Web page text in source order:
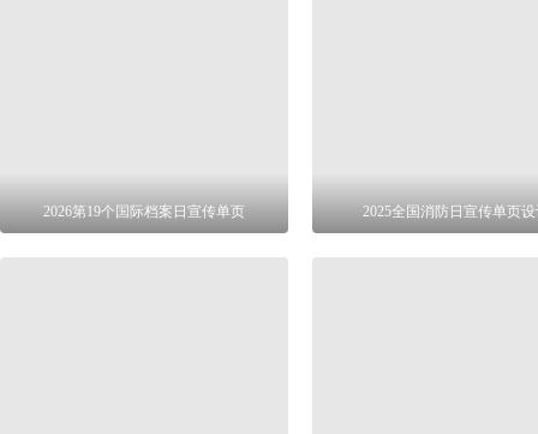
2026第19个国际档案日宣传单页 2025全国消防日宣传单页